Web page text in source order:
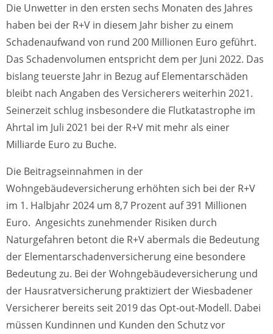
Die Unwetter in den ersten sechs Monaten des Jahres
haben bei der R+V in diesem Jahr bisher zu einem
Schadenaufwand von rund 200 Millionen Euro geführt.
Das Schadenvolumen entspricht dem per Juni 2022. Das
bislang teuerste Jahr in Bezug auf Elementarschäden
bleibt nach Angaben des Versicherers weiterhin 2021.
Seinerzeit schlug insbesondere die Flutkatastrophe im
Ahrtal im Juli 2021 bei der R+V mit mehr als einer
Milliarde Euro zu Buche.
Die Beitragseinnahmen in der
Wohngebäudeversicherung erhöhten sich bei der R+V
im 1. Halbjahr 2024 um 8,7 Prozent auf 391 Millionen
Euro. Angesichts zunehmender Risiken durch
Naturgefahren betont die R+V abermals die Bedeutung
der Elementarschadenversicherung eine besondere
Bedeutung zu. Bei der Wohngebäudeversicherung und
der Hausratversicherung praktiziert der Wiesbadener
Versicherer bereits seit 2019 das Opt-out-Modell. Dabei
müssen Kundinnen und Kunden den Schutz vor